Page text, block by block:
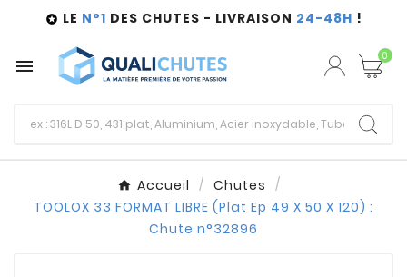
 LE N°1 DES CHUTES - LIVRAISON 24-48H !
 0
Accueil
Chutes
TOOLOX 33 FORMAT LIBRE (Plat Ep 49 X 50 X 120) :
Chute n°32896